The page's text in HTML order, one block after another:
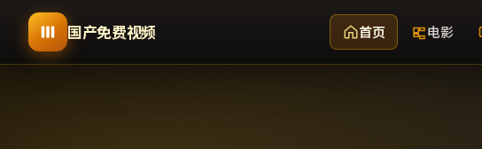
国产免费视频 首页 电影